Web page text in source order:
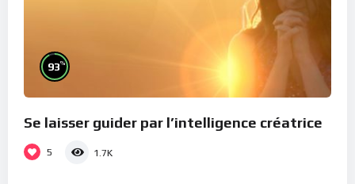
93%
Se laisser guider par l’intelligence créatrice
5 1.7K